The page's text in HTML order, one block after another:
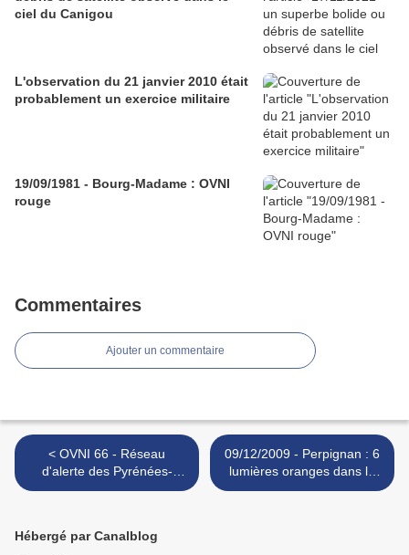
ciel du Canigou
L'observation du 21 janvier 2010 était
probablement un exercice militaire
19/09/1981 - Bourg-Madame : OVNI
rouge
Commentaires
Ajouter un commentaire
< OVNI 66 - Réseau
d'alerte des Pyrénées-
Orientales
09/12/2009 - Perpignan : 6
lumières oranges dans le
ciel >
Hébergé par Canalblog